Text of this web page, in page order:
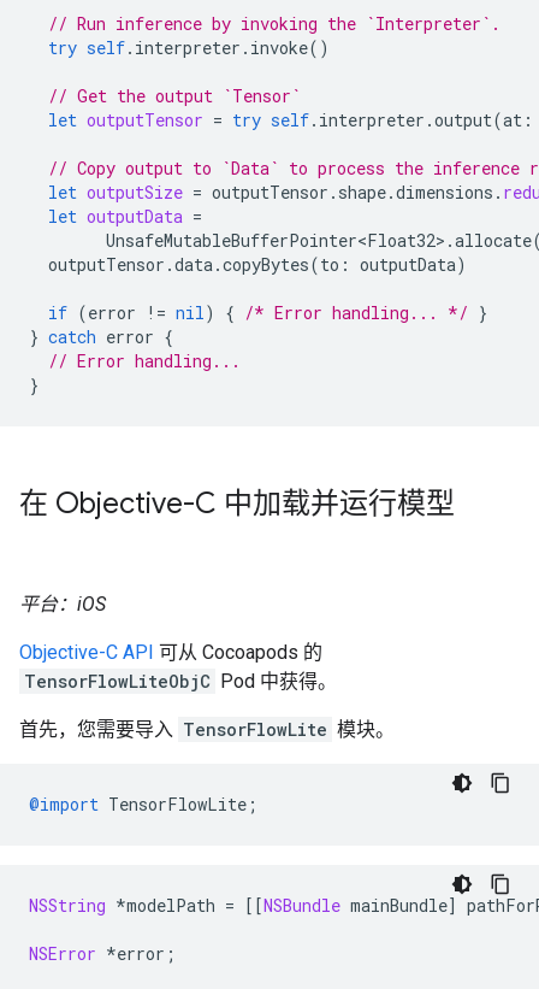
// Run inference by invoking the `Interpreter`.
try self. interpreter . invoke()
// Get the output `Tensor`
let outputTensor = try self. interpreter .output(at :
// Copy output to `Data` to process the inference
let outputSize = outputTensor . shape.dimensions .
let outputData =
UnsafeMutableBufferPointer<Float32> .allocate
outputTensor .data.copyBytes(to : outputData)
if (error != nil) { /* Error handling... */ }
} catch error {
// Error handling...
}
在 Objective-C 中加载并运行模型
平台：iOS
Objective-C API 可从 Cocoapods 的
TensorFlowLiteObjC Pod 中获得。
首先，您需要导入 TensorFlowLite 模块。
@import TensorFlowLite ;
NSString *modelPath = [[NSBundle mainBundle]
NSError *error ;